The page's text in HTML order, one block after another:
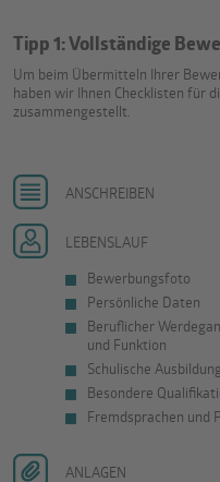
Tipp 1: Vollständige
Um beim Übermitteln Ihrer
haben wir Ihnen Checklisten für
zusammengestellt.
ANSCHREIBEN
LEBENSLAUF
Bewerbungsfoto
Persönliche Daten
Beruflicher
und Funktion
Schulische
Besondere
Fremdsprachen und
ANLAGEN